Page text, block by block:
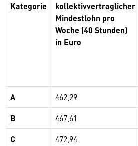
Kategorie
kollektivvertraglicher
Mindestlohn pro
Woche (40 Stunden)
in Euro
A 462,29
B 467,61
C 472,94